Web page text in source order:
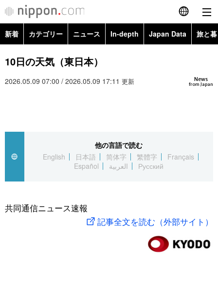
English
العربية
社会
旅と暮らし
新着 カテゴリー ニュース In-depth Japan Data 旅と
政治・外交
経済・ビジネス
社会
文化
科学・技術
暮らし
Images
お知らせ
10日の天気（東日本）
News
from Japan
2026.05.09 07:00 / 2026.05.09 17:11 更新
他の言語で読む
English
日本語 简体字 繁體字
Français
Español
العربية Русский
共同通信ニュース速報
記事全文を読む（外部サイト）